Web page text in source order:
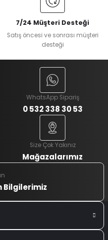
7/24 Müşteri Desteği
Satış öncesi ve sonrası müşteri
desteği
WhatsApp Sipariş
0 532 338 30 53
Size Çok Yakınız
Mağazalarımız
Bilgilerimiz